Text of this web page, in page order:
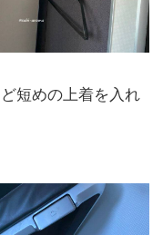
短めの上着を入れ